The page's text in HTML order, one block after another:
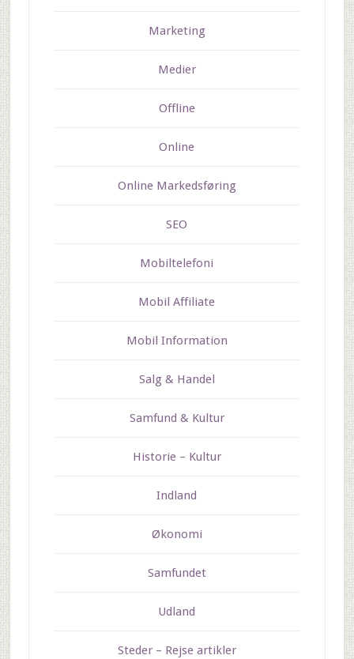
Marketing
Medier
Offline
Online
Online Markedsføring
SEO
Mobiltelefoni
Mobil Affiliate
Mobil Information
Salg & Handel
Samfund & Kultur
Historie – Kultur
Indland
Økonomi
Samfundet
Udland
Steder – Rejse artikler